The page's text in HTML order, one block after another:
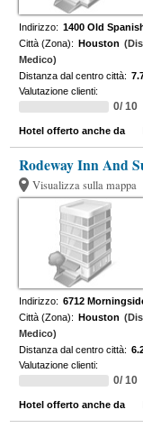
Indirizzo: 1400 Old
Città (Zona): Houston
Medico)
Distanza dal centro città:
Valutazione clienti:
0/ 10
Hotel offerto anche da
Rodeway Inn And
Visualizza sulla mappa
Indirizzo: 6712
Città (Zona): Houston
Medico)
Distanza dal centro città:
Valutazione clienti:
0/ 10
Hotel offerto anche da